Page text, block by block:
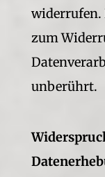
widerrufen.
zum
unberührt.